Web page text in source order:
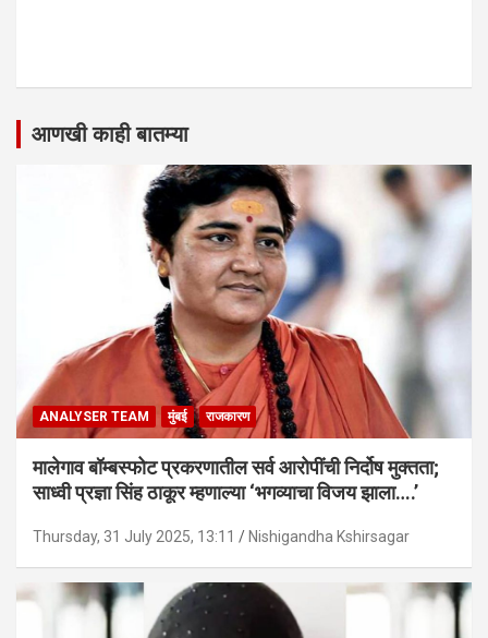
आणखी काही बातम्या
ANALYSER TEAM मुंबई राजकारण
मालेगाव बॉम्बस्फोट प्रकरणातील सर्व आरोपींची निर्दोष मुक्तता;
साध्वी प्रज्ञा सिंह ठाकूर म्हणाल्या ‘भगव्याचा विजय झाला….’
Thursday, 31 July 2025, 13:11 Nishigandha Kshirsagar